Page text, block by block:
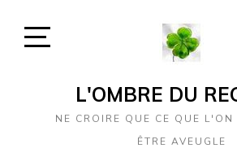
SidebarL'OMBRE DU
NE CROIRE QUE CE QUE
ÊTRE AVEUGLE